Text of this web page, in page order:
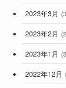
2023年3月
2023年2月
2023年1月
2022年12月